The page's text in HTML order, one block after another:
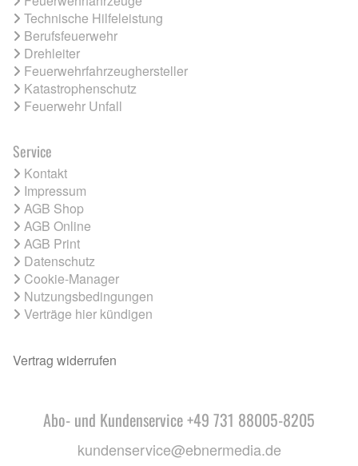
Technische Hilfeleistung
Berufsfeuerwehr
Drehleiter
Feuerwehrfahrzeughersteller
Katastrophenschutz
Feuerwehr Unfall
Service
Kontakt
Impressum
AGB Shop
AGB Online
AGB Print
Datenschutz
Cookie-Manager
Nutzungsbedingungen
Verträge hier kündigen
Vertrag widerrufen
Abo- und Kundenservice +49 731 88005-8205
kundenservice@ebnermedia.de